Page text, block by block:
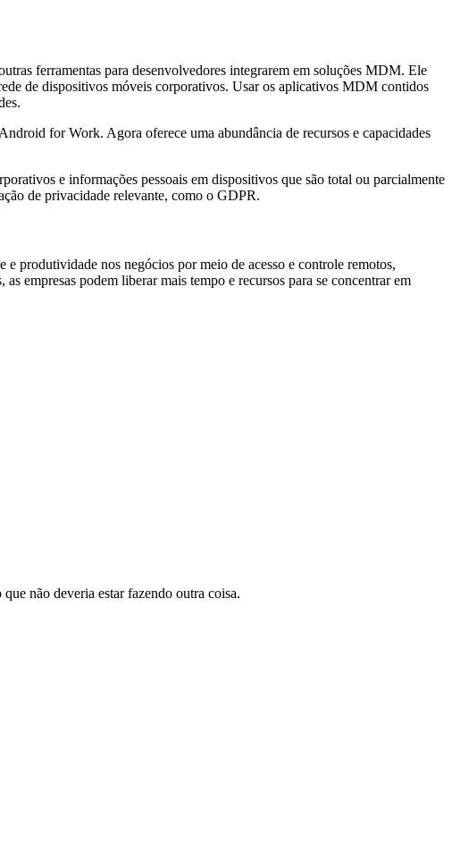
ferramentas para desenvolvedores integrarem em soluções MDM. Ele
de dispositivos móveis corporativos. Usar os aplicativos MDM contidos
for Work. Agora oferece uma abundância de recursos e capacidades
e informações pessoais em dispositivos que são total ou parcialmente
de privacidade relevante, como o GDPR.
produtividade nos negócios por meio de acesso e controle remotos,
empresas podem liberar mais tempo e recursos para se concentrar em
não deveria estar fazendo outra coisa.